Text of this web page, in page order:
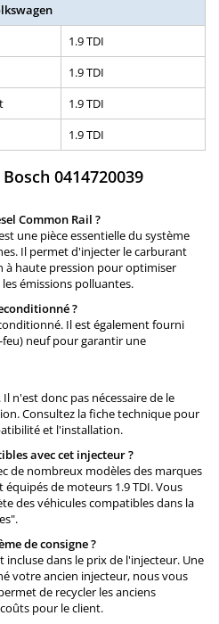
1.9 TDI
1.9 TDI
1.9 TDI
1.9 TDI
0414720039
Common Rail ?
une pièce essentielle du système
Il permet d'injecter le carburant
à haute pression pour optimiser
émissions polluantes.
?
Il est également fourni
feu) neuf pour garantir une
n'est donc pas nécessaire de le
Consultez la fiche technique pour
et l'installation.
avec cet injecteur ?
de nombreux modèles des marques
équipés de moteurs 1.9 TDI. Vous
des véhicules compatibles dans la
de consigne ?
incluse dans le prix de l'injecteur. Une
votre ancien injecteur, nous vous
de recycler les anciens
pour le client.